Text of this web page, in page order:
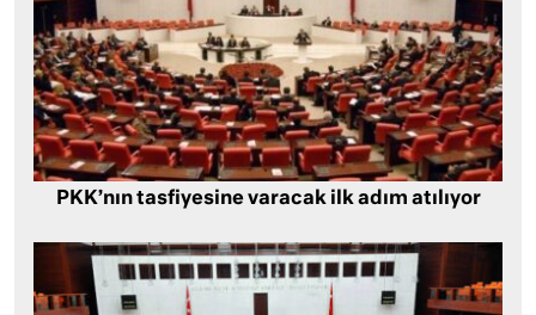
PKK’nın tasfiyesine varacak ilk adım atılıyor